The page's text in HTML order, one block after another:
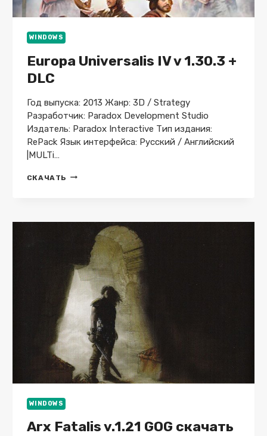
WINDOWS
Europa Universalis IV v 1.30.3 +
DLC
Год выпуска: 2013 Жанр: 3D / Strategy
Разработчик: Paradox Development Studio
Издатель: Paradox Interactive Тип издания:
RePack Язык интерфейса: Русский / Английский
|MULTi…
СКАЧАТЬ EUROPA
WINDOWS
Arx Fatalis v.1.21 GOG скачать